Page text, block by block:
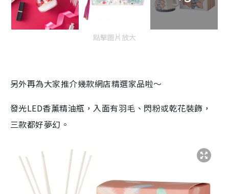
點擊圖片放大
另外再為大家推介幾款網店精選家品啦～
發光LED香薰精油瓶，入面有羽毛、閃粉或乾花裝飾，
三款都好夢幻。